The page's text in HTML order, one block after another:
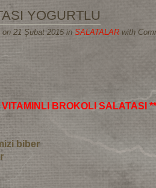
YOGURTLU
21 Şubat 2015 in SALATALAR with
BROKOLI SALATASI
biber